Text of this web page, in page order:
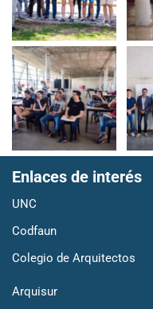
Enlaces de interés
UNC
Codfaun
Colegio de Arquitectos
Arquisur